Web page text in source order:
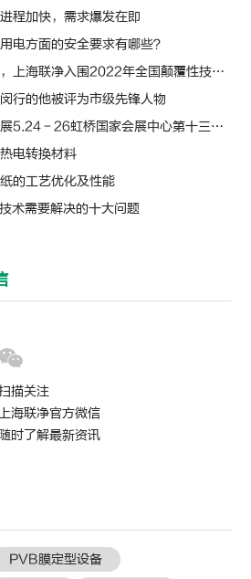
程加快，需求爆发在即
电方面的安全要求有哪些？
联净入围2022年全国颠覆性技术创新大赛
行的他被评为市级先锋人物
－26虹桥国家会展中心第十三届模切展
电转换材料
的工艺优化及性能
术需要解决的十大问题
描关注
海联净官方微信
随时了解最新资讯
PVB膜定型设备